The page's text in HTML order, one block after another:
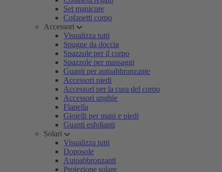
Set manicure
Cofanetti corpo
Accessori
Visualizza tutti
Spugne da doccia
Spazzole per il corpo
Spazzole per massaggi
Guanti per autoabbronzante
Accessori piedi
Accessori per la cura del corpo
Accessori unghie
Flanella
Gioielli per mani e piedi
Guanti esfolianti
Solari
Visualizza tutti
Doposole
Autoabbronzanti
Protezione solare